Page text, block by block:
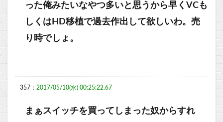
った俺みたいなやつ多いと思うから早くVCも
しくはHD移植で過去作出して欲しいわ。売
り時でしょ。
357： 2017/05/10(水) 00:25:22.67
まぁスイッチを買ってしまった奴からすれ